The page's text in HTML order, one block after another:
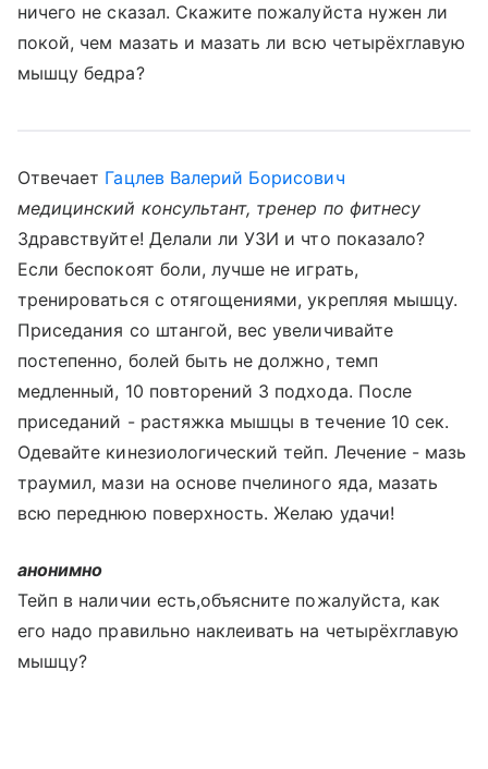
ничего не сказал. Скажите пожалуйста нужен ли
покой, чем мазать и мазать ли всю четырёхглавую
мышцу бедра?
Отвечает Гацлев Валерий Борисович
медицинский консультант, тренер по фитнесу
Здравствуйте! Делали ли УЗИ и что показало?
Если беспокоят боли, лучше не играть,
тренироваться с отягощениями, укрепляя мышцу.
Приседания со штангой, вес увеличивайте
постепенно, болей быть не должно, темп
медленный, 10 повторений 3 подхода. После
приседаний - растяжка мышцы в течение 10 сек.
Одевайте кинезиологический тейп. Лечение - мазь
траумил, мази на основе пчелиного яда, мазать
всю переднюю поверхность. Желаю удачи!
анонимно
Тейп в наличии есть,объясните пожалуйста, как
его надо правильно наклеивать на четырёхглавую
мышцу?